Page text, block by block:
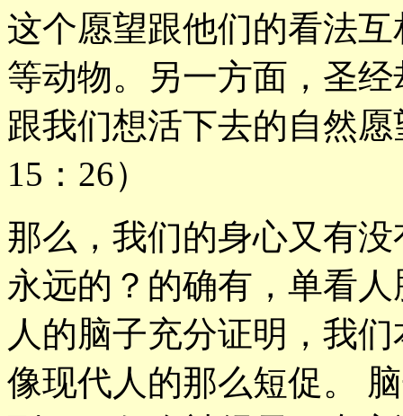
这个愿望跟他们的看法
等动物。另一方面，圣
跟我们想活下去的自然
15：26）
那么，我们的身心又有
永远的？的确有，单看
人的脑子充分证明，我
像现代人的那么短促。